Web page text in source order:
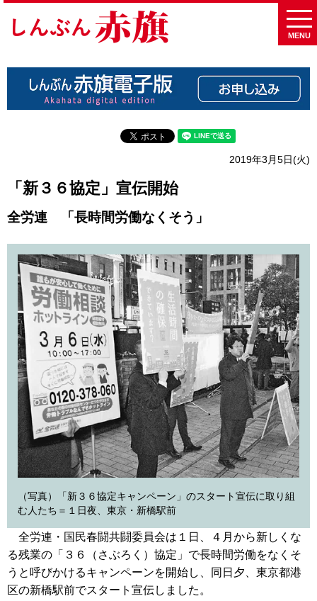
MENU
2019年3月5日(火)
「新３６協定」宣伝開始
全労連 「長時間労働なくそう」
（写真）「新３６協定キャンペーン」のスタート宣伝に取り組
む人たち＝１日夜、東京・新橋駅前
全労連・国民春闘共闘委員会は１日、４月から新しくな
る残業の「３６（さぶろく）協定」で長時間労働をなくそ
うと呼びかけるキャンペーンを開始し、同日夕、東京都港
区の新橋駅前でスタート宣伝しました。